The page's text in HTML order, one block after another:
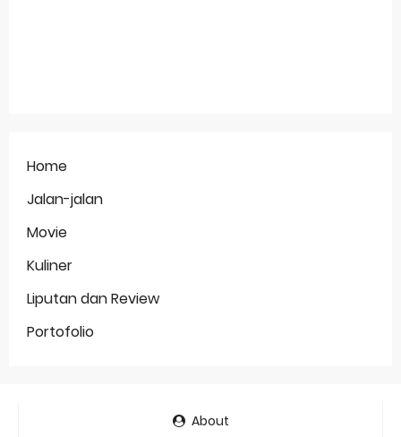
Home
Jalan-jalan
Movie
Kuliner
Liputan dan Review
Portofolio
About